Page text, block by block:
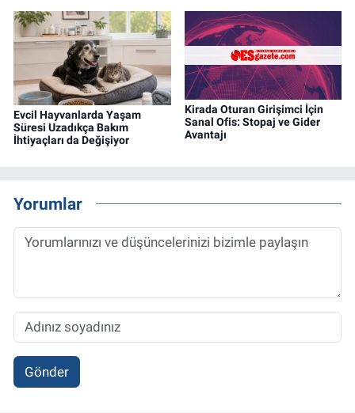
Evcil Hayvanlarda Yaşam
Süresi Uzadıkça Bakım
İhtiyaçları da Değişiyor
Kirada Oturan Girişimci İçin
Sanal Ofis: Stopaj ve Gider
Avantajı
Yorumlar
Gönder